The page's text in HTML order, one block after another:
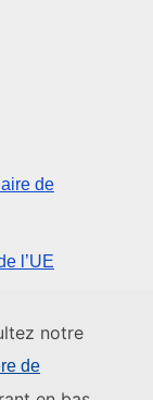
notre
de
de
l’UE